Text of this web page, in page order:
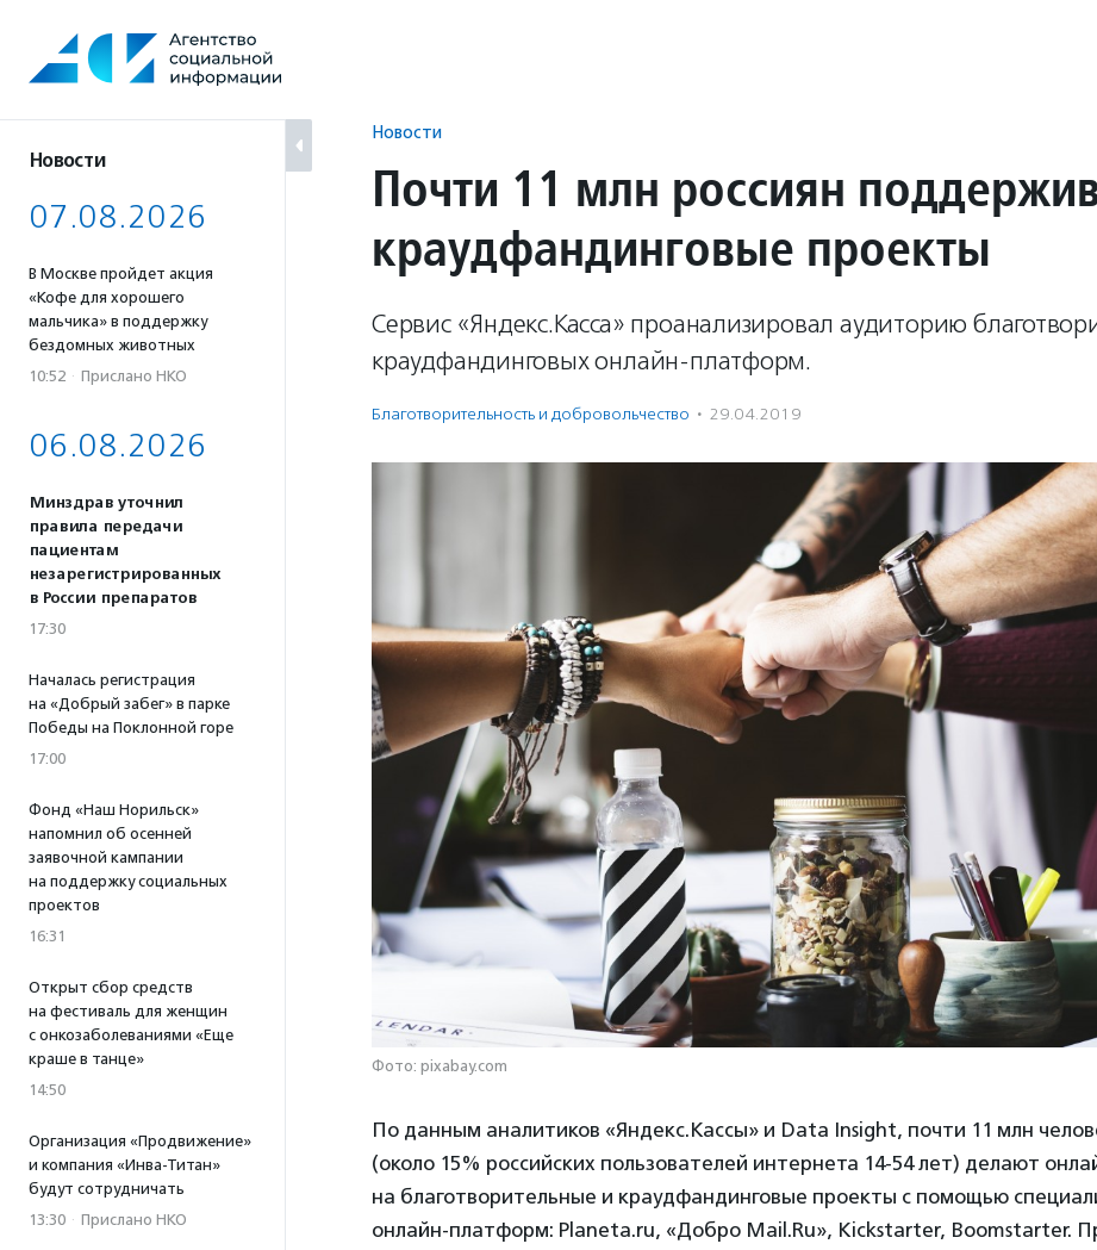
содержанию
Новости
07.08.2026
В Москве пройдет акция
«Кофе для хорошего
мальчика» в поддержку
бездомных животных
10:52 · Прислано НКО
06.08.2026
Минздрав уточнил
правила передачи
пациентам
незарегистрированных
в России препаратов
17:30
Началась регистрация
на «Добрый забег» в парке
Победы на Поклонной горе
17:00
Фонд «Наш Норильск»
напомнил об осенней
заявочной кампании
на поддержку социальных
проектов
16:31
Открыт сбор средств
на фестиваль для женщин
с онкозаболеваниями «Еще
краше в танце»
14:50
Организация «Продвижение»
и компания «Инва-Титан»
будут сотрудничать
13:30 · Прислано НКО
Новости
Почти 11 млн россиян
краудфандинговые проекты
Сервис «Яндекс.Касса» проанализировал аудиторию
краудфандинговых онлайн-платформ.
Благотвори­тель­ность и доброволь­чест­во · 29.04.2019
Фото: pixabay.com
По данным аналитиков «Яндекс.Кассы» и Data Insight, почти 11 млн
(около 15% российских пользователей интернета 14-54 лет) делают
на благотворительные и краудфандинговые проекты с помощью
онлайн-платформ: Planeta.ru, «Добро Mail.Ru», Kickstarter, Boomstarter.